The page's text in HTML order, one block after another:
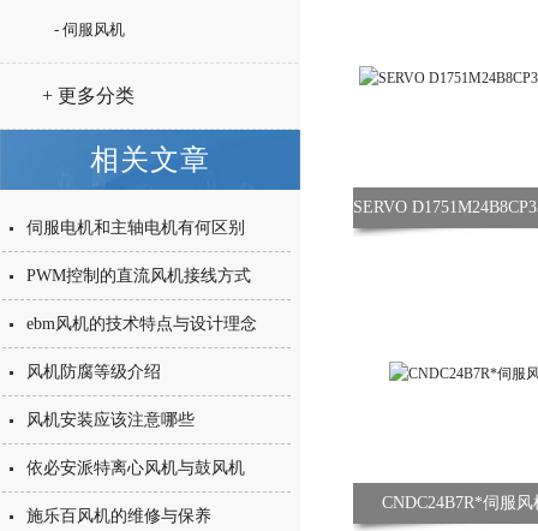
- 伺服风机
+ 更多分类
相关文章
伺服电机和主轴电机有何区别
PWM控制的直流风机接线方式
ebm风机的技术特点与设计理念
风机防腐等级介绍
风机安装应该注意哪些
依必安派特离心风机与鼓风机
施乐百风机的维修与保养
CNDC24B7R*伺服